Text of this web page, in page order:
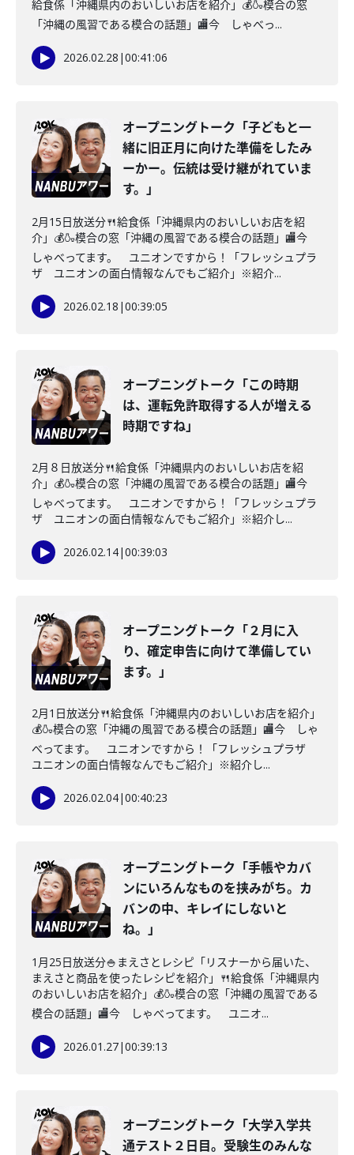
給食係「沖縄県内のおいしいお店を紹介」💰🍶模合の窓
「沖縄の風習である模合の話題」🏬今 しゃべっ...
2026.02.28 |00:41:06
オープニングトーク「子どもと一
緒に旧正月に向けた準備をしたみ
ーかー。伝統は受け継がれていま
す。」
2月15日放送分🍴給食係「沖縄県内のおいしいお店を紹
介」💰🍶模合の窓「沖縄の風習である模合の話題」🏬今
しゃべってます。 ユニオンですから！「フレッシュプラ
ザ ユニオンの面白情報なんでもご紹介」※紹介...
2026.02.18 |00:39:05
オープニングトーク「この時期
は、運転免許取得する人が増える
時期ですね」
2月８日放送分🍴給食係「沖縄県内のおいしいお店を紹
介」💰🍶模合の窓「沖縄の風習である模合の話題」🏬今
しゃべってます。 ユニオンですから！「フレッシュプラ
ザ ユニオンの面白情報なんでもご紹介」※紹介し...
2026.02.14|00:39:03
オープニングトーク「２月に入
り、確定申告に向けて準備してい
ます。」
2月1日放送分🍴給食係「沖縄県内のおいしいお店を紹介」
💰🍶模合の窓「沖縄の風習である模合の話題」🏬今 しゃ
べってます。 ユニオンですから！「フレッシュプラザ
ユニオンの面白情報なんでもご紹介」※紹介し...
2026.02.04|00:40:23
オープニングトーク「手帳やカバ
ンにいろんなものを挟みがち。カ
バンの中、キレイにしないと
ね。」
1月25日放送分🍚まえさとレシピ「リスナーから届いた、
まえさと商品を使ったレシピを紹介」🍴給食係「沖縄県内
のおいしいお店を紹介」💰🍶模合の窓「沖縄の風習である
模合の話題」🏬今 しゃべってます。 ユニオ...
2026.01.27|00:39:13
オープニングトーク「大学入学共
通テスト２日目。受験生のみんな